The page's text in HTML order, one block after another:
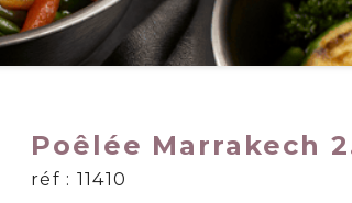
Poêlée Marrakech
réf : 11410